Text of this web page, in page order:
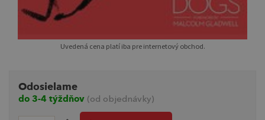
Uvedená cena platí iba pre internetový obchod.
Odosielame
do 3-4 týždňov (od objednávky)